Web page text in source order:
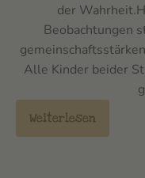
der
Beobachtungen
Alle Kinder beider
Weiterlesen